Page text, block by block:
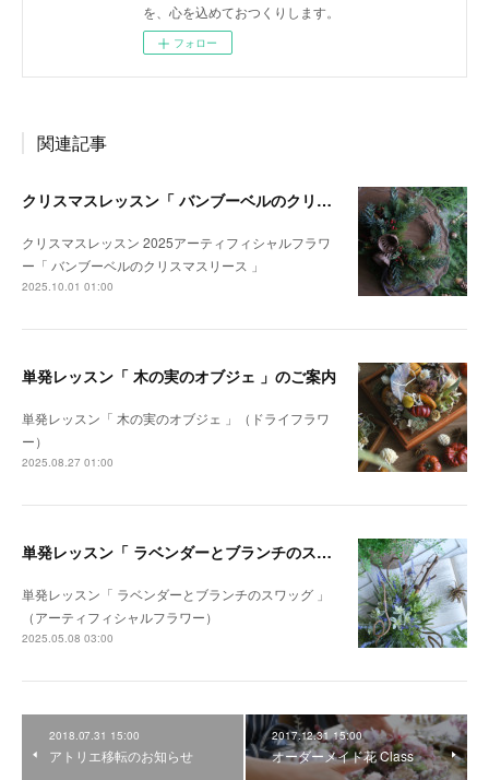
を、心を込めておつくりします。
フォロー
関連記事
クリスマスレッスン「 バンブーベルのクリスマスリース 」のご案内
クリスマスレッスン 2025アーティフィシャルフラワ
ー「 バンブーベルのクリスマスリース 」
2025.10.01 01:00
単発レッスン「 木の実のオブジェ 」のご案内
単発レッスン「 木の実のオブジェ 」（ドライフラワ
ー）
2025.08.27 01:00
単発レッスン「 ラベンダーとブランチのスワッグ 」のご案内
単発レッスン「 ラベンダーとブランチのスワッグ 」
（アーティフィシャルフラワー）
2025.05.08 03:00
2018.07.31 15:00
アトリエ移転のお知らせ
2017.12.31 15:00
オーダーメイド花 Class